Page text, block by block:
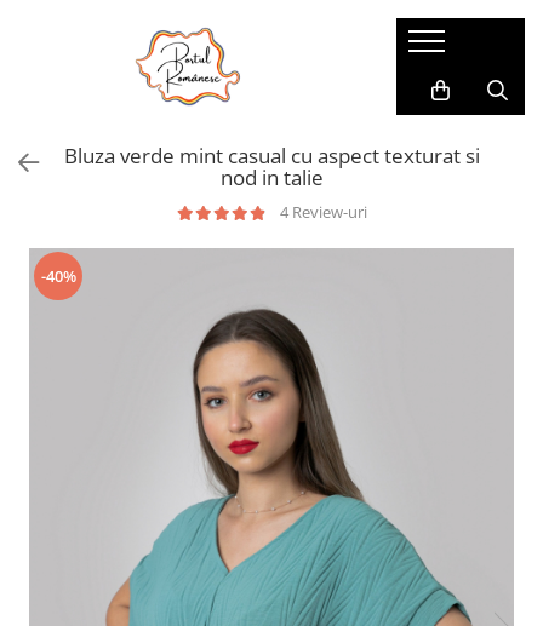
Pijamale Dama Marimi Mari
Pijamale Baieti
Pijamale Fetite
Imbracaminte copii
Imbracaminte Baieti
Bluza verde mint casual cu aspect texturat si
nod in talie
4 Review-uri
-40%